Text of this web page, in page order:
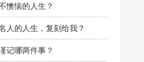
懊恼的人生？
人的人生，复刻给我？
记哪两件事？